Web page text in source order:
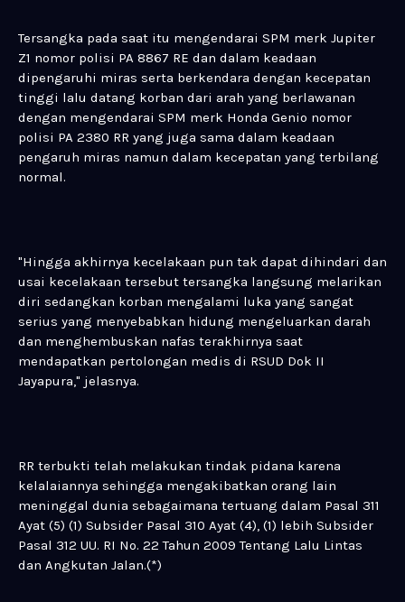
Tersangka pada saat itu mengendarai SPM merk Jupiter
Z1 nomor polisi PA 8867 RE dan dalam keadaan
dipengaruhi miras serta berkendara dengan kecepatan
tinggi lalu datang korban dari arah yang berlawanan
dengan mengendarai SPM merk Honda Genio nomor
polisi PA 2380 RR yang juga sama dalam keadaan
pengaruh miras namun dalam kecepatan yang terbilang
normal.
"Hingga akhirnya kecelakaan pun tak dapat dihindari dan
usai kecelakaan tersebut tersangka langsung melarikan
diri sedangkan korban mengalami luka yang sangat
serius yang menyebabkan hidung mengeluarkan darah
dan menghembuskan nafas terakhirnya saat
mendapatkan pertolongan medis di RSUD Dok II
Jayapura," jelasnya.
RR terbukti telah melakukan tindak pidana karena
kelalaiannya sehingga mengakibatkan orang lain
meninggal dunia sebagaimana tertuang dalam Pasal 311
Ayat (5) (1) Subsider Pasal 310 Ayat (4), (1) lebih Subsider
Pasal 312 UU. RI No. 22 Tahun 2009 Tentang Lalu Lintas
dan Angkutan Jalan.(*)